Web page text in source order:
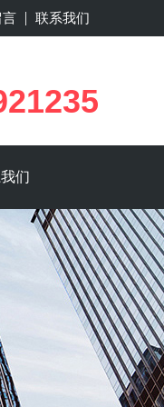
言 联系我们
们